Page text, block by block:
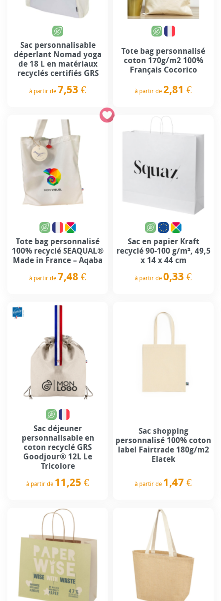
Sac personnalisable
déperlant Nomad yoga
de 18 L en matériaux
recyclés certifiés GRS
à partir de 7,53 €
Tote bag personnalisé
coton 170g/m2 100%
Français Cocorico
à partir de 2,81 €
Tote bag personnalisé
100% recyclé SEAQUAL®
Made in France – Aqaba
à partir de 7,48 €
Sac en papier Kraft
recyclé 90-100 g/m², 49,5
x 14 x 44 cm
à partir de 0,33 €
Sac déjeuner
personnalisable en
coton recyclé GRS
Goodjour® 12L Le
Tricolore
à partir de 11,25 €
Sac shopping
personnalisé 100% coton
label Fairtrade 180g/m2
Elatek
à partir de 1,47 €